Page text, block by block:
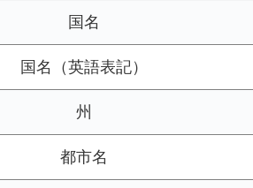
国名
国名（英語表記）
州
都市名